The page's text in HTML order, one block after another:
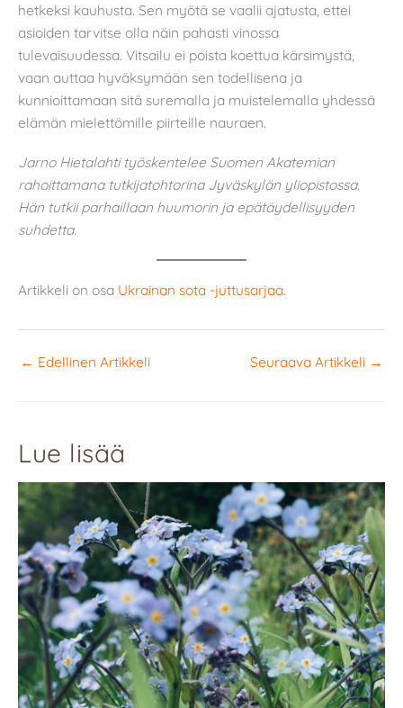
hetkeksi kauhusta. Sen myötä se vaalii ajatusta, ettei
asioiden tarvitse olla näin pahasti vinossa
tulevaisuudessa. Vitsailu ei poista koettua kärsimystä,
vaan auttaa hyväksymään sen todellisena ja
kunnioittamaan sitä suremalla ja muistelemalla yhdessä
elämän mielettömille piirteille nauraen.
Jarno Hietalahti työskentelee Suomen Akatemian
rahoittamana tutkijatohtorina Jyväskylän yliopistossa.
Hän tutkii parhaillaan huumorin ja epätäydellisyyden
suhdetta.
Artikkeli on osa Ukrainan sota -juttusarjaa.
← Edellinen Artikkeli Seuraava Artikkeli →
Lue lisää